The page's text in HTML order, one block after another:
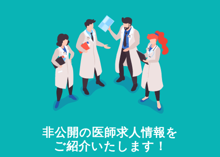
非公開の医師求人情報を
ご紹介いたします！